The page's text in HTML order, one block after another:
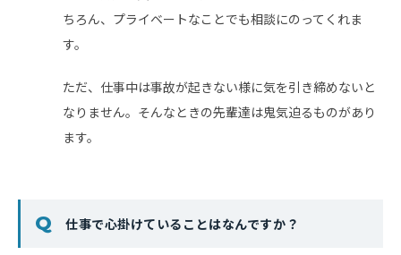
ちろん、プライベートなことでも相談にのってくれま
す。
ただ、仕事中は事故が起きない様に気を引き締めないと
なりません。そんなときの先輩達は鬼気迫るものがあり
ます。
仕事で心掛けていることはなんですか？